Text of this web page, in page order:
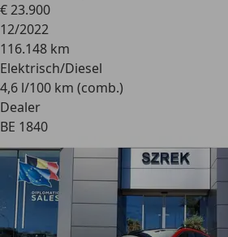
€ 23.900
12/2022
116.148 km
Elektrisch/Diesel
4,6 l/100 km (comb.)
Dealer
BE 1840